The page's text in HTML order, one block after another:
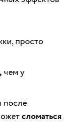
просто
чем у
после
сломаться